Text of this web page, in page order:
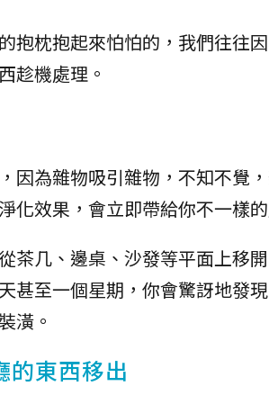
抱枕抱起來怕怕的，我們往往
趁機處理。
因為雜物吸引雜物，不知不覺
化效果，會立即帶給你不一樣的
茶几、邊桌、沙發等平面上移
甚至一個星期，你會驚訝地發
潢。
東西移出